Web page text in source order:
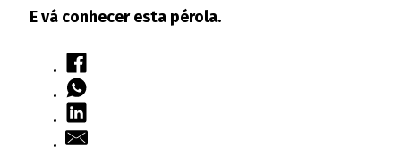
E vá conhecer esta pérola.